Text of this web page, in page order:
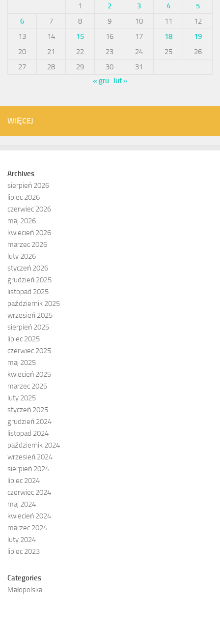
1
2 3 4
5
6
7 8 9 10 11
12
13
14 15 16 17 18
19
20
21 22 23 24 25
26
27
28 29 30
31
« gru lut »
WIĘCEJ
Archives
sierpień 2026
lipiec 2026
czerwiec 2026
maj 2026
kwiecień 2026
marzec 2026
luty 2026
styczeń 2026
grudzień 2025
listopad 2025
październik 2025
wrzesień 2025
sierpień 2025
lipiec 2025
czerwiec 2025
maj 2025
kwiecień 2025
marzec 2025
luty 2025
styczeń 2025
grudzień 2024
listopad 2024
październik 2024
wrzesień 2024
sierpień 2024
lipiec 2024
czerwiec 2024
maj 2024
kwiecień 2024
marzec 2024
luty 2024
lipiec 2023
Categories
Małopolska